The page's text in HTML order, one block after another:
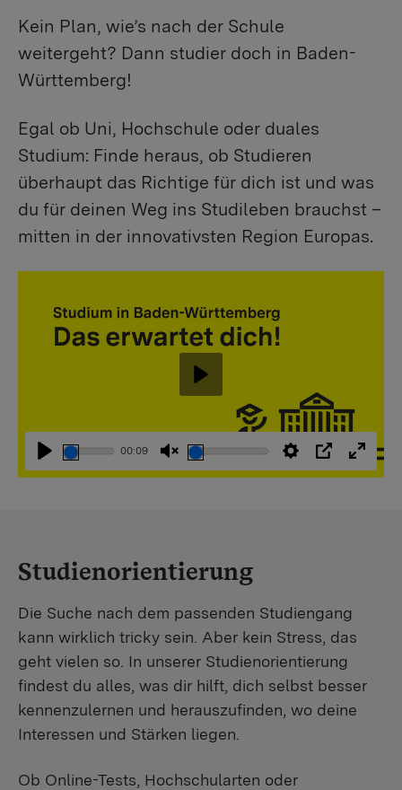
Kein Plan, wie’s nach der Schule
weitergeht? Dann studier doch in Baden-
Württemberg!
Egal ob Uni, Hochschule oder duales
Studium: Finde heraus, ob Studieren
überhaupt das Richtige für dich ist und was
du für deinen Weg ins Studileben brauchst –
mitten in der innovativsten Region Europas.
Abspielen
00:09
StummschaltungEinstellungen
PIP
Abspielen
Studienorientierung
Die Suche nach dem passenden Studiengang
kann wirklich tricky sein. Aber kein Stress, das
geht vielen so. In unserer Studienorientierung
findest du alles, was dir hilft, dich selbst besser
kennenzulernen und herauszufinden, wo deine
Interessen und Stärken liegen.
Ob Online-Tests, Hochschularten oder